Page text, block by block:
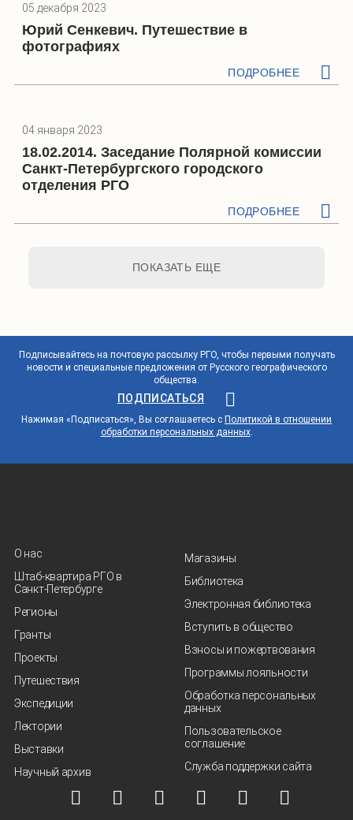
05 декабря 2023
Юрий Сенкевич. Путешествие в
фотографиях
ПОДРОБНЕЕ
04 января 2023
18.02.2014. Заседание Полярной комиссии
Санкт-Петербургского городского
отделения РГО
ПОДРОБНЕЕ
ПОКАЗАТЬ ЕЩЕ
Подписывайтесь на почтовую рассылку РГО, чтобы первыми получать
новости и специальные предложения от Русского географического
общества.
ПОДПИСАТЬСЯ
Нажимая «Подписаться», Вы соглашаетесь с Политикой в отношении
обработки персональных данных.
О нас
Штаб-квартира РГО в
Санкт‑Петербурге
Регионы
Гранты
Проекты
Путешествия
Экспедиции
Лектории
Выставки
Научный архив
Магазины
Библиотека
Электронная библиотека
Вступить в общество
Взносы и пожертвования
Программы лояльности
Обработка персональных
данных
Пользовательское
соглашение
Служба поддержки сайта